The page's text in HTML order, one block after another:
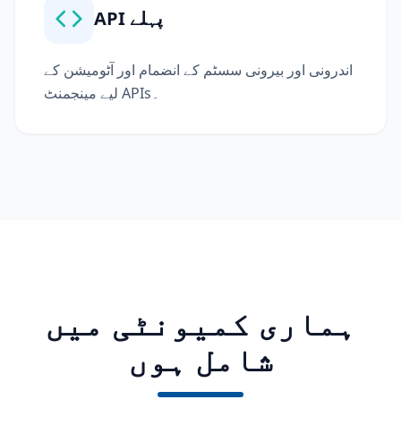
API پہلے
اندرونی اور بیرونی سسٹم کے انضمام اور آٹومیشن کے
لیے مینجمنٹ APIs۔
ہماری کمیونٹی میں
شامل ہوں